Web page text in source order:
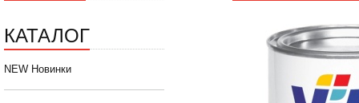
КАТАЛОГ
NEW Новинки